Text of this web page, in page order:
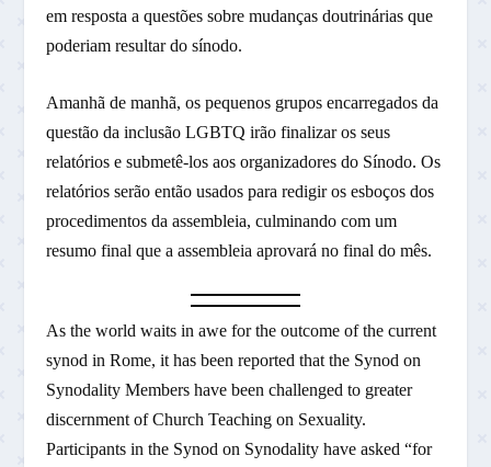
em resposta a questões sobre mudanças doutrinárias que
poderiam resultar do sínodo.
Amanhã de manhã, os pequenos grupos encarregados da
questão da inclusão LGBTQ irão finalizar os seus
relatórios e submetê-los aos organizadores do Sínodo. Os
relatórios serão então usados para redigir os esboços dos
procedimentos da assembleia, culminando com um
resumo final que a assembleia aprovará no final do mês.
As the world waits in awe for the outcome of the current
synod in Rome, it has been reported that the Synod on
Synodality Members have been challenged to greater
discernment of Church Teaching on Sexuality.
Participants in the Synod on Synodality have asked “for